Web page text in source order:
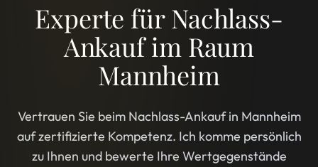
Experte für Nachlass-
Ankauf im Raum
Mannheim
Vertrauen Sie beim Nachlass-Ankauf in Mannheim
auf zertifizierte Kompetenz. Ich komme persönlich
zu Ihnen und bewerte Ihre Wertgegenstände